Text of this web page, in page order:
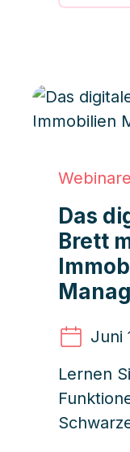
Webinare
Das
Brett
Juni
Lernen